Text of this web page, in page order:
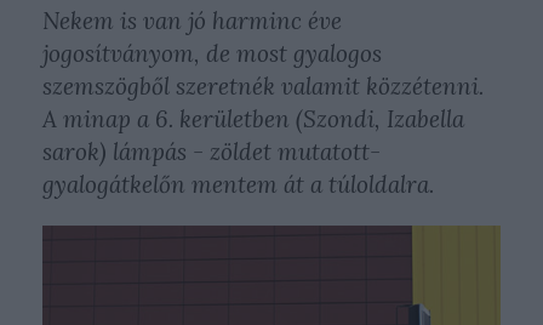
Nekem is van jó harminc éve
jogosítványom, de most gyalogos
szemszögből szeretnék valamit közzétenni.
A minap a 6. kerületben (Szondi, Izabella
sarok) lámpás - zöldet mutatott-
gyalogátkelőn mentem át a túloldalra.